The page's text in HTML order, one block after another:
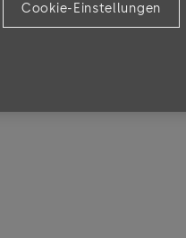
Cookie-Einstellungen